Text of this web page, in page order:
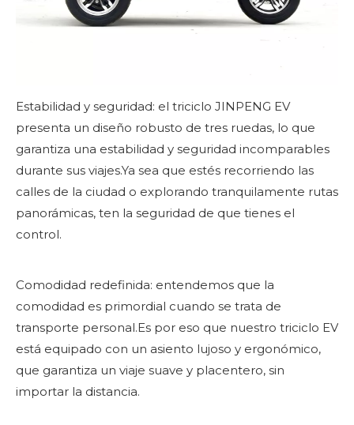
Estabilidad y seguridad: el triciclo JINPENG EV
presenta un diseño robusto de tres ruedas, lo que
garantiza una estabilidad y seguridad incomparables
durante sus viajes.Ya sea que estés recorriendo las
calles de la ciudad o explorando tranquilamente rutas
panorámicas, ten la seguridad de que tienes el
control.
Comodidad redefinida: entendemos que la
comodidad es primordial cuando se trata de
transporte personal.Es por eso que nuestro triciclo EV
está equipado con un asiento lujoso y ergonómico,
que garantiza un viaje suave y placentero, sin
importar la distancia.